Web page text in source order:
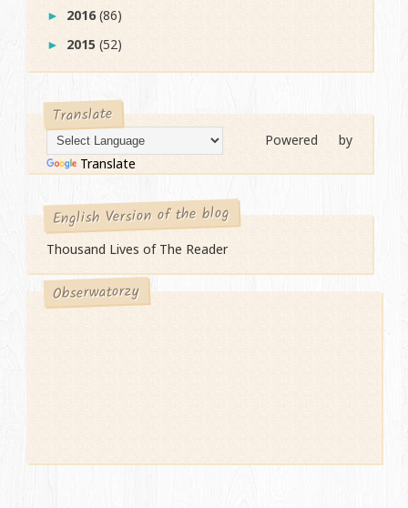
► 2016(86)
► 2015(52)
Translate
Powered by
Translate
English Version of the blog
Thousand Lives of The Reader
Obserwatorzy